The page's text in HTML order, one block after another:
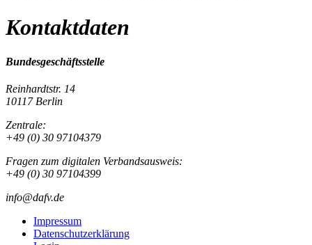
Kontaktdaten
Bundesgeschäftsstelle
Reinhardtstr. 14
10117 Berlin
Zentrale:
+49 (0) 30 97104379
Fragen zum digitalen Verbandsausweis:
+49 (0) 30 97104399
info@dafv.de
Impressum
Datenschutzerklärung